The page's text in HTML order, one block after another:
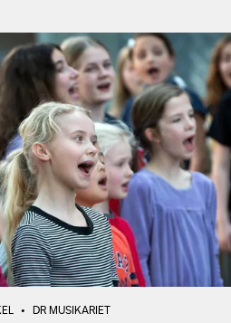
• DR MUSIKARIET